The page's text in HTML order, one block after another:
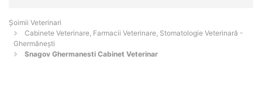
Șoimii Veterinari
Cabinete Veterinare, Farmacii Veterinare, Stomatologie Veterinară -
Ghermăneşti
Snagov Ghermanesti Cabinet Veterinar